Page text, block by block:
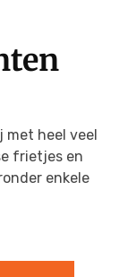
met heel veel
frietjes en
enkele